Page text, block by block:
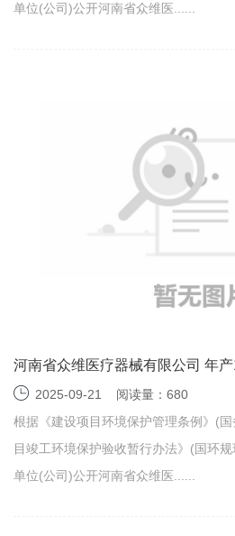
单位(公司)公开河南省众维医......
河南省众维医疗器械有限公司 年
目竣工时间公示
2025-09-21
阅读量：680
根据《建设项目环境保护管理条例》(
目竣工环境保护验收暂行办法》(国环
单位(公司)公开河南省众维医......